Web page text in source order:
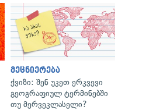
მეცნიერება
ქვიზი: შენ უკეთ ერკვევი
გეოგრაფიულ ტერმინებში
თუ მერვეკლასელი?